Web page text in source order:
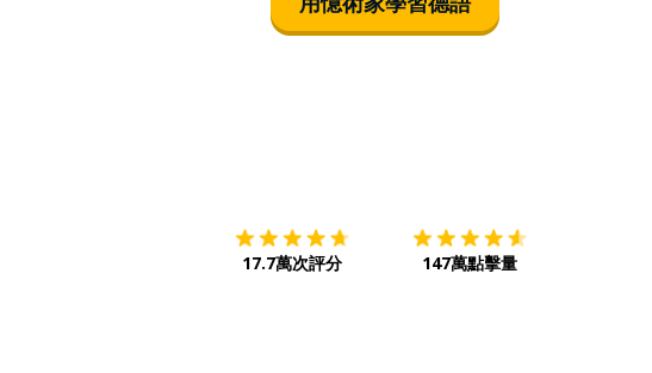
17.7萬次評分 147萬點擊量